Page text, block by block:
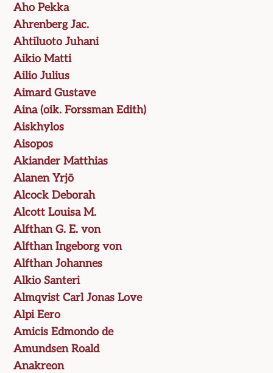
Aho Pekka
Ahrenberg Jac.
Ahtiluoto Juhani
Aikio Matti
Ailio Julius
Aimard Gustave
Aina (oik. Forssman Edith)
Aiskhylos
Aisopos
Akiander Matthias
Alanen Yrjö
Alcock Deborah
Alcott Louisa M.
Alfthan G. E. von
Alfthan Ingeborg von
Alfthan Johannes
Alkio Santeri
Almqvist Carl Jonas Love
Alpi Eero
Amicis Edmondo de
Amundsen Roald
Anakreon